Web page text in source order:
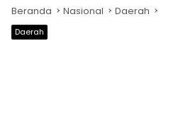
Beranda Nasional Daerah
Daerah